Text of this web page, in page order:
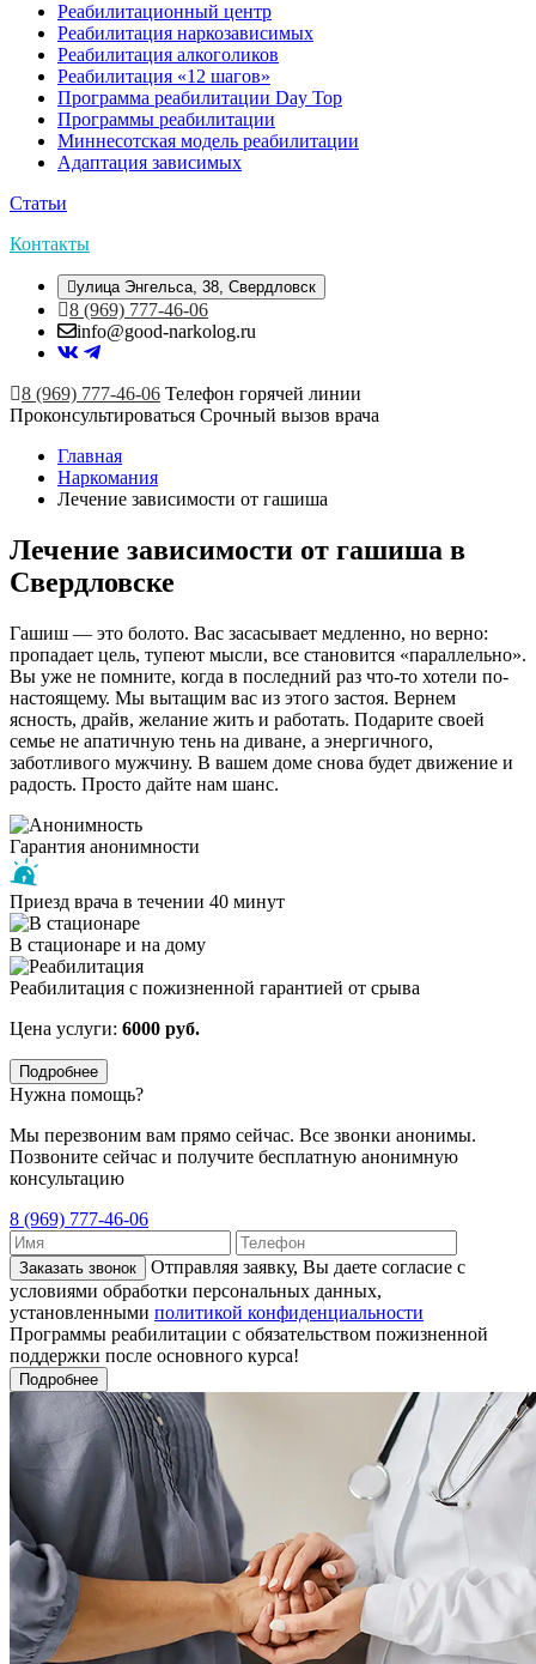
Реабилитационный центр
Реабилитация наркозависимых
Реабилитация алкоголиков
Реабилитация «12 шагов»
Программа реабилитации Day Top
Программы реабилитации
Миннесотская модель реабилитации
Адаптация зависимых
Статьи
Контакты
улица Энгельса, 38, Свердловск
8 (969) 777-46-06
info@good-narkolog.ru
8 (969) 777-46-06 Телефон горячей линии
Проконсультироваться Срочный вызов врача
Главная
Наркомания
Лечение зависимости от гашиша
Лечение зависимости от гашиша в
Свердловске
Гашиш — это болото. Вас засасывает медленно, но верно:
пропадает цель, тупеют мысли, все становится «параллельно».
Вы уже не помните, когда в последний раз что-то хотели по-
настоящему. Мы вытащим вас из этого застоя. Вернем
ясность, драйв, желание жить и работать. Подарите своей
семье не апатичную тень на диване, а энергичного,
заботливого мужчину. В вашем доме снова будет движение и
радость. Просто дайте нам шанс.
Гарантия анонимности
Приезд врача в течении 40 минут
В стационаре и на дому
Реабилитация с пожизненной гарантией от срыва
Цена услуги: 6000 руб.
Подробнее
Нужна помощь?
Мы перезвоним вам прямо сейчас. Все звонки анонимы.
Позвоните сейчас и получите бесплатную анонимную
консультацию
8 (969) 777-46-06
Заказать звонок
Отправляя заявку, Вы даете согласие с
условиями обработки персональных данных,
установленными политикой конфиденциальности
Программы реабилитации с обязательством пожизненной
поддержки после основного курса!
Подробнее